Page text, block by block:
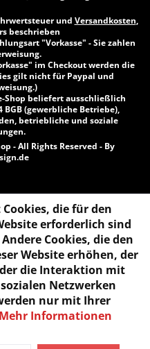
und Versandkosten,
beschrieben
"Vorkasse" - Sie zahlen
im Checkout werden die
gilt nicht für Paypal und
Shop beliefert ausschließlich
(gewerbliche Betriebe),
betriebliche und soziale
- All Rights Reserved - By
die für den
erforderlich sind
Cookies, die den
Website erhöhen, der
die Interaktion mit
Netzwerken
nur mit Ihrer
Mehr Informationen